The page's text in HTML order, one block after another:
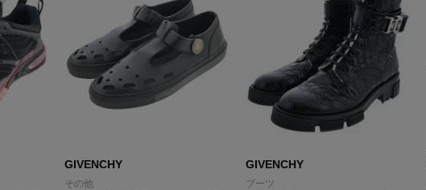
GIVENCHY
その他
GIVENCHY
ブーツ